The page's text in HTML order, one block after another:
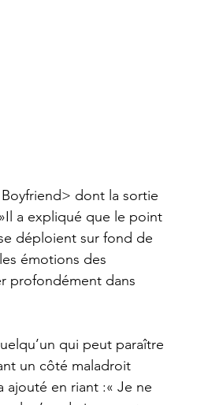
dont la sortie
a expliqué que le point
déploient sur fond de
émotions des
profondément dans
qui peut paraître
un côté maladroit
ajouté en riant :« Je ne